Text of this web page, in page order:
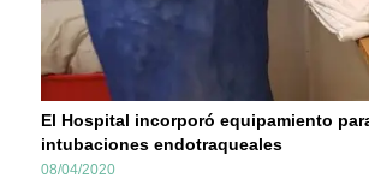
El Hospital incorporó equipamiento
intubaciones endotraqueales
08/04/2020